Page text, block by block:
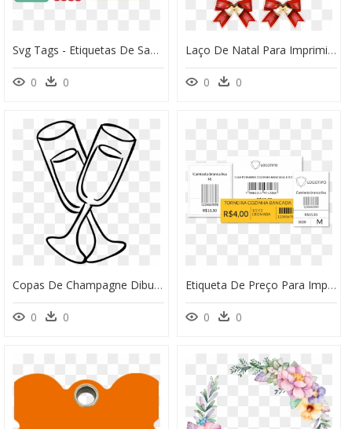
Svg Tags - Etiquetas De Santa Clos, HD Png Download
0 0
Laço De Natal Para Imprimir, HD Png Download
0 0
Copas De Champagne Dibujo Clipart , Png Download - Copas De Champagne Para Imprimir, Transparent Png
0 0
Etiqueta De Preço Para Imprimir, HD Png Download
0 0